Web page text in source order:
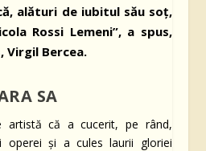
alături de iubitul său soț,
Rossi Lemeni”, a spus,
Virgil Bercea.
SA
artistă că a cucerit, pe rând,
operei și a cules laurii gloriei